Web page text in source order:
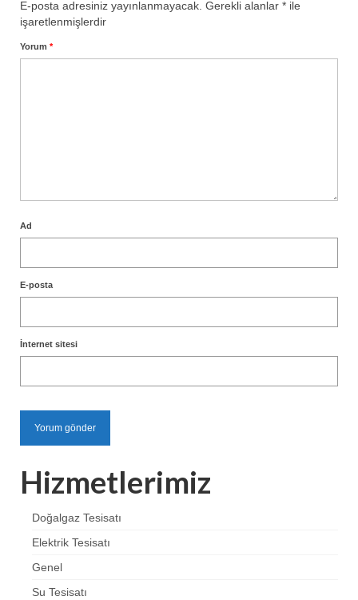
E-posta adresiniz yayınlanmayacak. Gerekli alanlar * ile
işaretlenmişlerdir
Yorum *
Ad
E-posta
İnternet sitesi
Hizmetlerimiz
Doğalgaz Tesisatı
Elektrik Tesisatı
Genel
Su Tesisatı